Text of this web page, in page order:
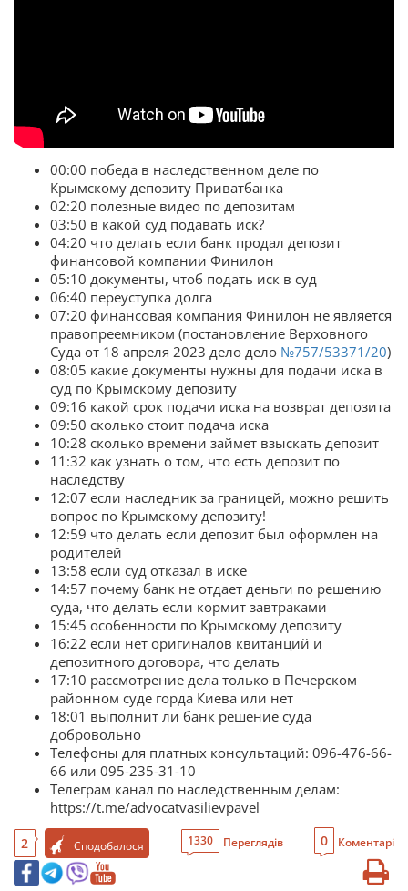
00:00 победа в наследственном деле по
Крымскому депозиту Приватбанка
02:20 полезные видео по депозитам
03:50 в какой суд подавать иск?
04:20 что делать если банк продал депозит
финансовой компании Финилон
05:10 документы, чтоб подать иск в суд
06:40 переуступка долга
07:20 финансовая компания Финилон не является
правопреемником (постановление Верховного
Суда от 18 апреля 2023 дело дело №757/53371/20)
08:05 какие документы нужны для подачи иска в
суд по Крымскому депозиту
09:16 какой срок подачи иска на возврат депозита
09:50 сколько стоит подача иска
10:28 сколько времени займет взыскать депозит
11:32 как узнать о том, что есть депозит по
наследству
12:07 если наследник за границей, можно решить
вопрос по Крымскому депозиту!
12:59 что делать если депозит был оформлен на
родителей
13:58 если суд отказал в иске
14:57 почему банк не отдает деньги по решению
суда, что делать если кормит завтраками
15:45 особенности по Крымскому депозиту
16:22 если нет оригиналов квитанций и
депозитного договора, что делать
17:10 рассмотрение дела только в Печерском
районном суде горда Киева или нет
18:01 выполнит ли банк решение суда
добровольно
Телефоны для платных консультаций: 096-476-66-
66 или 095-235-31-10
Телеграм канал по наследственным делам:
https://t.me/advocatvasilievpavel
2 Сподобалося 1330 Переглядів 0 Коментарі